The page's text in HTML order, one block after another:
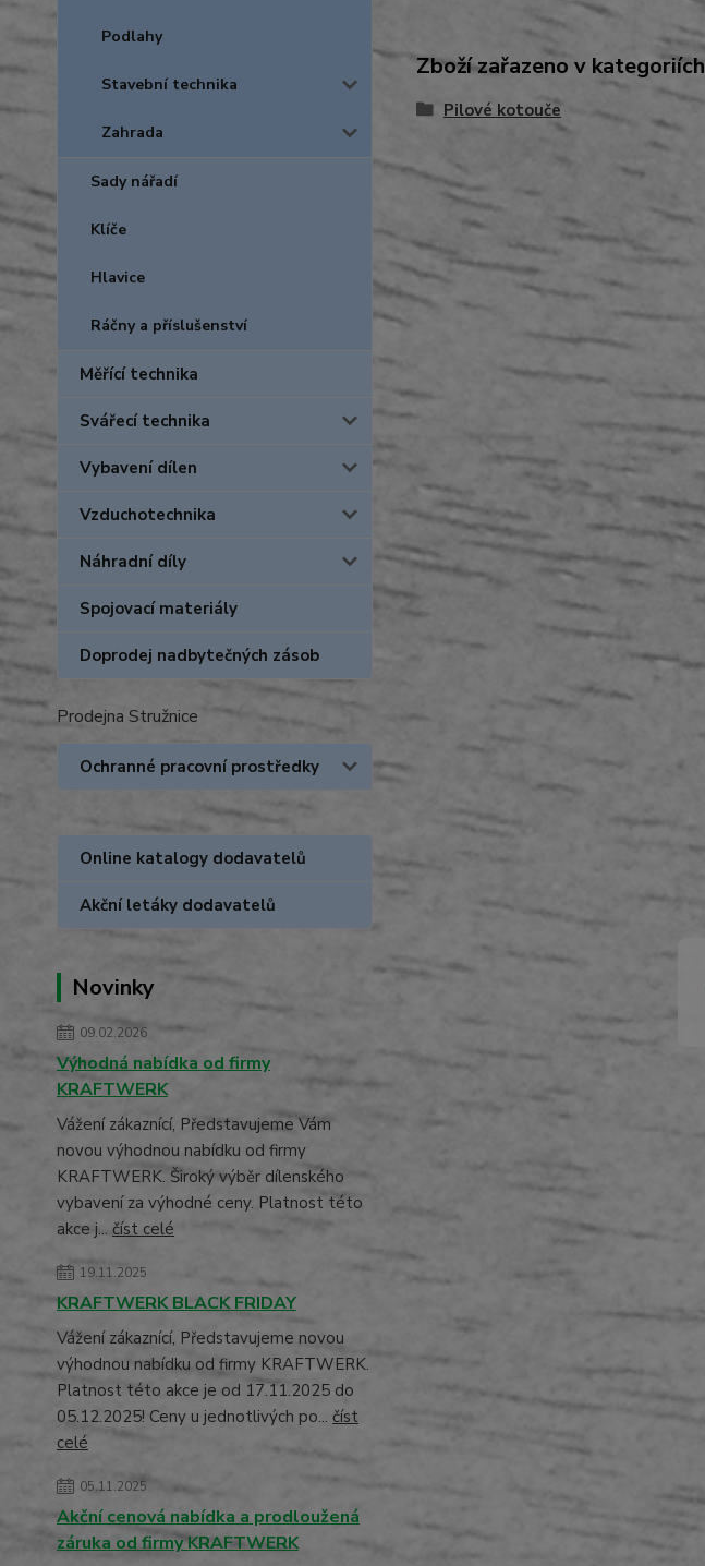
Podlahy
Stavební technika
Zahrada
Sady nářadí
Klíče
Hlavice
Ráčny a příslušenství
Měřící technika
Svářecí technika
Vybavení dílen
Vzduchotechnika
Náhradní díly
Spojovací materiály
Doprodej nadbytečných zásob
Prodejna Stružnice
Ochranné pracovní prostředky
Online katalogy dodavatelů
Akční letáky dodavatelů
Novinky
09.02.2026
Výhodná nabídka od firmy
KRAFTWERK
Vážení zákaznící, Představujeme Vám
novou výhodnou nabídku od firmy
KRAFTWERK. Široký výběr dílenského
vybavení za výhodné ceny. Platnost této
akce j... číst celé
19.11.2025
KRAFTWERK BLACK FRIDAY
Vážení zákaznící, Představujeme novou
výhodnou nabídku od firmy KRAFTWERK.
Platnost této akce je od 17.11.2025 do
05.12.2025! Ceny u jednotlivých po... číst
celé
05.11.2025
Akční cenová nabídka a prodloužená
záruka od firmy KRAFTWERK
Zboží zařazeno v kategoriích
Pilové kotouče